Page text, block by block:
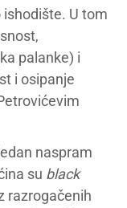
U tom
palanke) i
i osipanje
naspram
su black
razrogačenih